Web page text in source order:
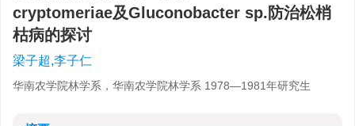
cryptomeriae及Gluconobacter sp.防治松梢
枯病的探讨
梁子超,李子仁
华南农学院林学系，华南农学院林学系 1978—1981年研究生